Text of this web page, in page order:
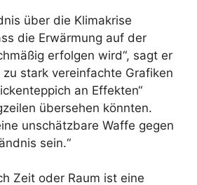
über die Klimakrise
die Erwärmung auf der
erfolgen wird“, sagt er
stark vereinfachte Grafiken
an Effekten“
übersehen könnten.
unschätzbare Waffe gegen
sein.“
Zeit oder Raum ist eine